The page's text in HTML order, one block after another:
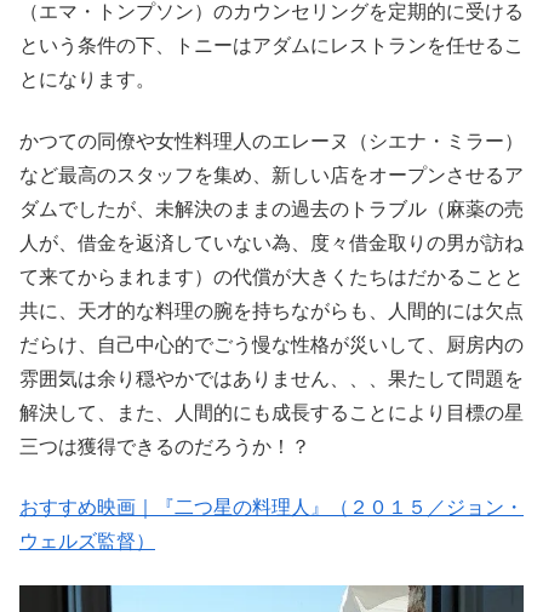
（エマ・トンプソン）のカウンセリングを定期的に受ける
という条件の下、トニーはアダムにレストランを任せるこ
とになります。
かつての同僚や女性料理人のエレーヌ（シエナ・ミラー）
など最高のスタッフを集め、新しい店をオープンさせるア
ダムでしたが、未解決のままの過去のトラブル（麻薬の売
人が、借金を返済していない為、度々借金取りの男が訪ね
て来てからまれます）の代償が大きくたちはだかることと
共に、天才的な料理の腕を持ちながらも、人間的には欠点
だらけ、自己中心的でごう慢な性格が災いして、厨房内の
雰囲気は余り穏やかではありません、、、果たして問題を
解決して、また、人間的にも成長することにより目標の星
三つは獲得できるのだろうか！？
おすすめ映画｜『二つ星の料理人』（２０１５／ジョン・
ウェルズ監督）